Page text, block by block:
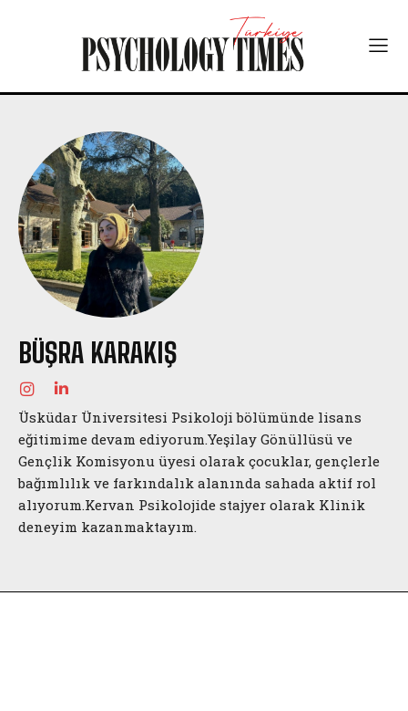
BÜŞRA KARAKIŞ
Üsküdar Üniversitesi Psikoloji bölümünde lisans
eğitimime devam ediyorum.Yeşilay Gönüllüsü ve
Gençlik Komisyonu üyesi olarak çocuklar, gençlerle
bağımlılık ve farkındalık alanında sahada aktif rol
alıyorum.Kervan Psikolojide stajyer olarak Klinik
deneyim kazanmaktayım.